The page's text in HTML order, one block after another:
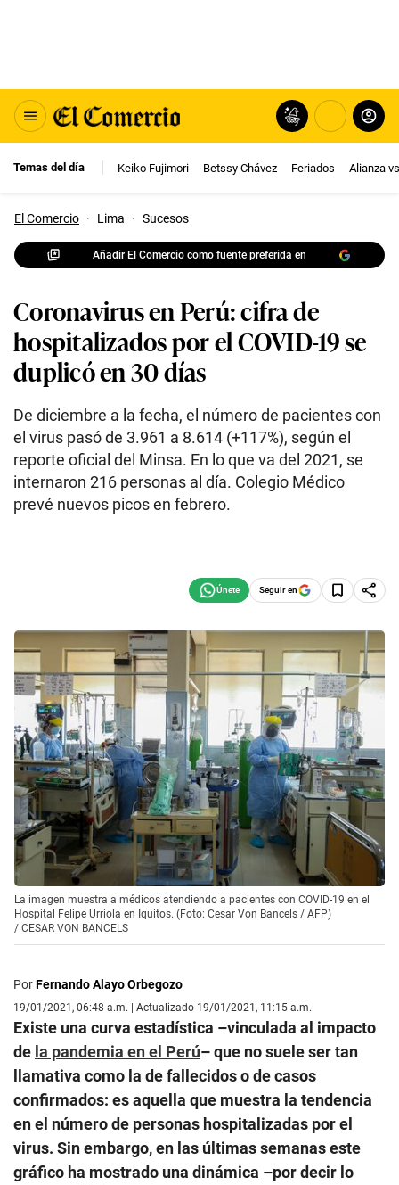
Temas del día Keiko Fujimori Betssy Chávez Feriados Alianza
El Comercio · Lima · Sucesos
Añadir El Comercio como fuente preferida en
Coronavirus en Perú: cifra de
hospitalizados por el COVID-19 se
duplicó en 30 días
De diciembre a la fecha, el número de pacientes con
el virus pasó de 3.961 a 8.614 (+117%), según el
reporte oficial del Minsa. En lo que va del 2021, se
internaron 216 personas al día. Colegio Médico
prevé nuevos picos en febrero.
Seguir en
La imagen muestra a médicos atendiendo a pacientes con COVID-19 en el
Hospital Felipe Urriola en Iquitos. (Foto: Cesar Von Bancels / AFP)
/ CESAR VON BANCELS
PorFernando Alayo Orbegozo
19/01/2021, 06:48 a.m. | Actualizado 19/01/2021, 11:15 a.m.
Existe una curva estadística –vinculada al impacto
de la pandemia en el Perú– que no suele ser tan
llamativa como la de fallecidos o de casos
confirmados: es aquella que muestra la tendencia
en el número de personas hospitalizadas por el
virus. Sin embargo, en las últimas semanas este
gráfico ha mostrado una dinámica –por decir lo